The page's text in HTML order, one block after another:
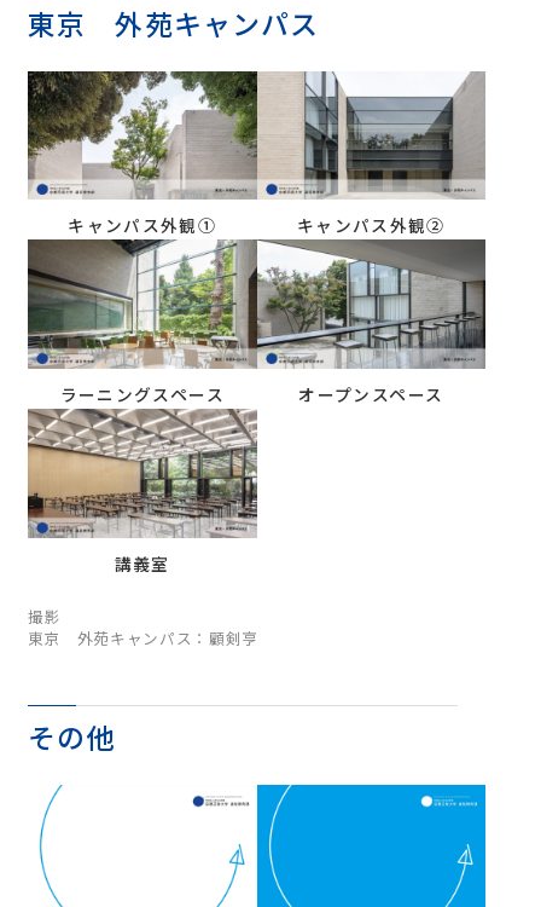
東京 外苑キャンパス
キャンパス外観① キャンパス外観②
ラーニングスペース オープンスペース
講義室
撮影
東京 外苑キャンパス：顧剣亨
その他